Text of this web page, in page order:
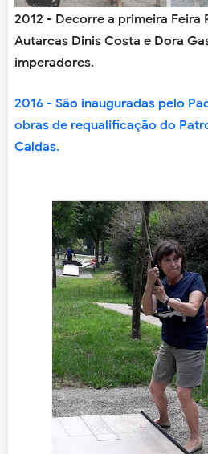
2012 - Decorre a primeira Feira
Autarcas Dinis Costa e Dora
imperadores.
2016 - São inauguradas pelo
obras de requalificação do
Caldas.